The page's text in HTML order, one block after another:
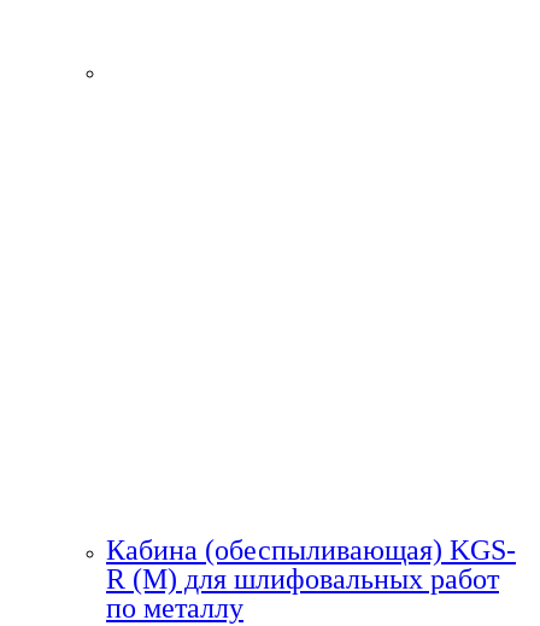
Кабина (обеспыливающая) KGS-
R (M) для шлифовальных работ
по металлу